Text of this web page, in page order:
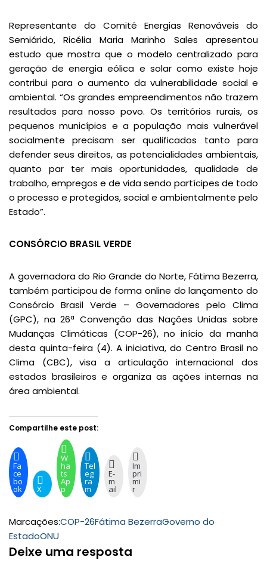
Representante do Comitê Energias Renováveis do
Semiárido, Ricélia Maria Marinho Sales apresentou
estudo que mostra que o modelo centralizado para
geração de energia eólica e solar como existe hoje
contribui para o aumento da vulnerabilidade social e
ambiental. “Os grandes empreendimentos não trazem
resultados para nosso povo. Os territórios rurais, os
pequenos municípios e a população mais vulnerável
socialmente precisam ser qualificados tanto para
defender seus direitos, as potencialidades ambientais,
quanto par ter mais oportunidades, qualidade de
trabalho, empregos e de vida sendo partícipes de todo
o processo e protegidos, social e ambientalmente pelo
Estado”.
CONSÓRCIO BRASIL VERDE
A governadora do Rio Grande do Norte, Fátima Bezerra,
também participou de forma online do lançamento do
Consórcio Brasil Verde – Governadores pelo Clima
(GPC), na 26ª Convenção das Nações Unidas sobre
Mudanças Climáticas (COP-26), no início da manhã
desta quinta-feira (4). A iniciativa, do Centro Brasil no
Clima (CBC), visa a articulação internacional dos
estados brasileiros e organiza as ações internas na
área ambiental.
Compartilhe este post:
Fa
ce
bo
ok X
W
ha
ts
Ap
p
Tel
eg
ra
m
E-
m
ail
Im
pri
mi
r
Marcações:COP-26Fátima BezerraGoverno do
EstadoONU
Deixe uma resposta